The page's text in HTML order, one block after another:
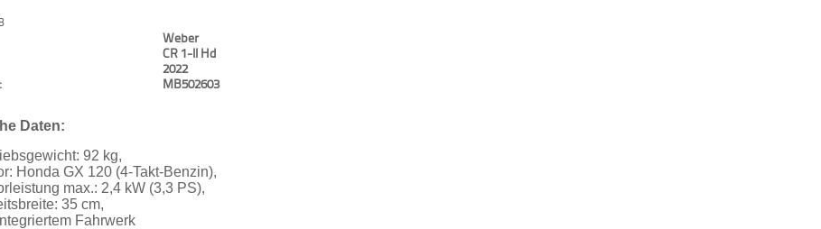
Weber
CR 1-II Hd
2022
MB502603
Daten:
92 kg,
Honda GX 120 (4-Takt-Benzin),
max.: 2,4 kW (3,3 PS),
35 cm,
Fahrwerk